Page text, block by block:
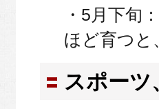
・5月下旬
ほど育つと
スポーツ